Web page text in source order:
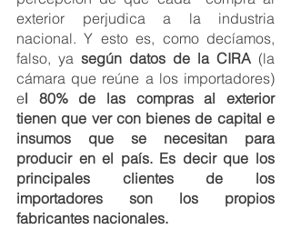
exterior perjudica a la industria
nacional. Y esto es, como decíamos,
falso, ya según datos de la CIRA (la
cámara que reúne a los importadores)
el 80% de las compras al exterior
tienen que ver con bienes de capital e
insumos que se necesitan para
producir en el país. Es decir que los
principales clientes de los
importadores son los propios
fabricantes nacionales.